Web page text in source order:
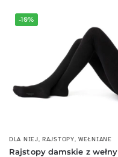
-10%
DLA NIEJ,RAJSTOPY,WEŁNIANE
Rajstopy damskie z wełny